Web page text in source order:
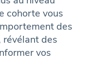
cohorte vous
des
des
vos